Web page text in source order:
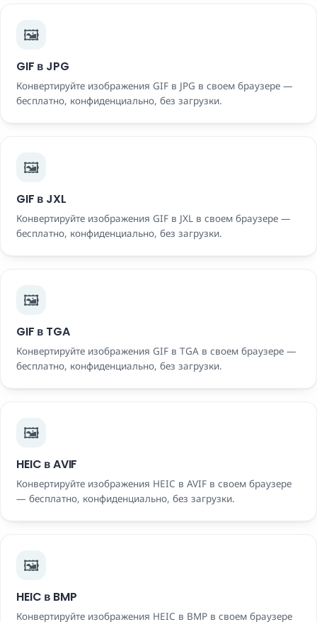
🖼️
GIF в JPG
Конвертируйте изображения GIF в JPG в своем браузере —
бесплатно, конфиденциально, без загрузки.
🖼️
GIF в JXL
Конвертируйте изображения GIF в JXL в своем браузере —
бесплатно, конфиденциально, без загрузки.
🖼️
GIF в TGA
Конвертируйте изображения GIF в TGA в своем браузере —
бесплатно, конфиденциально, без загрузки.
🖼️
HEIC в AVIF
Конвертируйте изображения HEIC в AVIF в своем браузере
— бесплатно, конфиденциально, без загрузки.
🖼️
HEIC в BMP
Конвертируйте изображения HEIC в BMP в своем браузере